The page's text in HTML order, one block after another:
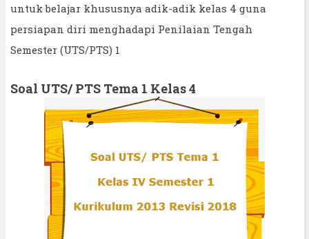
untuk belajar khususnya adik-adik kelas 4 guna
persiapan diri menghadapi Penilaian Tengah
Semester (UTS/PTS) 1
Soal UTS/ PTS Tema 1 Kelas 4